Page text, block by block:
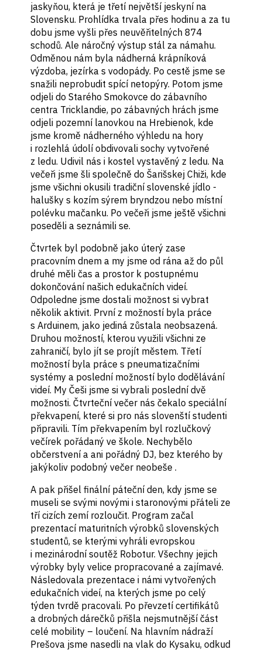
jaskyňou, která je třetí největší jeskyní na
Slovensku. Prohlídka trvala přes hodinu a za tu
dobu jsme vyšli přes neuvěřitelných 874
schodů. Ale náročný výstup stál za námahu.
Odměnou nám byla nádherná krápníková
výzdoba, jezírka s vodopády. Po cestě jsme se
snažili neprobudit spící netopýry. Potom jsme
odjeli do Starého Smokovce do zábavního
centra Tricklandie, po zábavných hrách jsme
odjeli pozemní lanovkou na Hrebienok, kde
jsme kromě nádherného výhledu na hory
i rozlehlá údolí obdivovali sochy vytvořené
z ledu. Udivil nás i kostel vystavěný z ledu. Na
večeři jsme šli společně do Šarišskej Chiži, kde
jsme všichni okusili tradiční slovenské jídlo -
halušky s kozím sýrem bryndzou nebo místní
polévku mačanku. Po večeři jsme ještě všichni
poseděli a seznámili se.
Čtvrtek byl podobně jako úterý zase
pracovním dnem a my jsme od rána až do půl
druhé měli čas a prostor k postupnému
dokončování našich edukačních videí.
Odpoledne jsme dostali možnost si vybrat
několik aktivit. První z možností byla práce
s Arduinem, jako jediná zůstala neobsazená.
Druhou možností, kterou využili všichni ze
zahraničí, bylo jít se projít městem. Třetí
možností byla práce s pneumatizačními
systémy a poslední možností bylo dodělávání
videí. My Češi jsme si vybrali poslední dvě
možnosti. Čtvrteční večer nás čekalo speciální
překvapení, které si pro nás slovenští studenti
připravili. Tím překvapením byl rozlučkový
večírek pořádaný ve škole. Nechybělo
občerstvení a ani pořádný DJ, bez kterého by
jakýkoliv podobný večer neobeše .
A pak přišel finální páteční den, kdy jsme se
museli se svými novými i staronovými přáteli ze
tří cizích zemí rozloučit. Program začal
prezentací maturitních výrobků slovenských
studentů, se kterými vyhráli evropskou
i mezinárodní soutěž Robotur. Všechny jejich
výrobky byly velice propracované a zajímavé.
Následovala prezentace i námi vytvořených
edukačních videí, na kterých jsme po celý
týden tvrdě pracovali. Po převzetí certifikátů
a drobných dárečků přišla nejsmutnější část
celé mobility – loučení. Na hlavním nádraží
Prešova jsme nasedli na vlak do Kysaku, odkud